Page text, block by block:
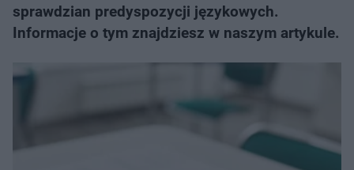
sprawdzian predyspozycji językowych.
Informacje o tym znajdziesz w naszym artykule.